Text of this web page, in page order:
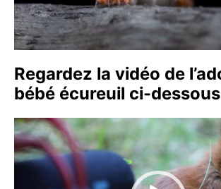
Regardez la vidéo de
bébé écureuil ci-
Lecteur
vidéo